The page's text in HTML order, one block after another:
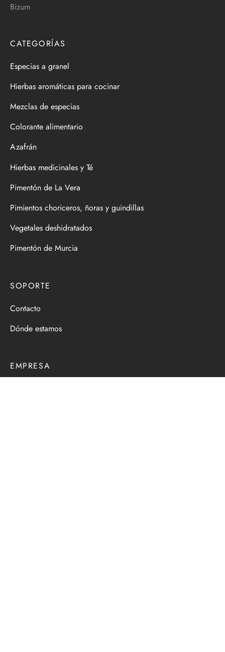
Bizum
CATEGORÍAS
Especias a granel
Hierbas aromáticas para cocinar
Mezclas de especias
Colorante alimentario
Azafrán
Hierbas medicinales y Té
Pimentón de La Vera
Pimientos choriceros, ñoras y guindillas
Vegetales deshidratados
Pimentón de Murcia
SOPORTE
Contacto
Dónde estamos
EMPRESA